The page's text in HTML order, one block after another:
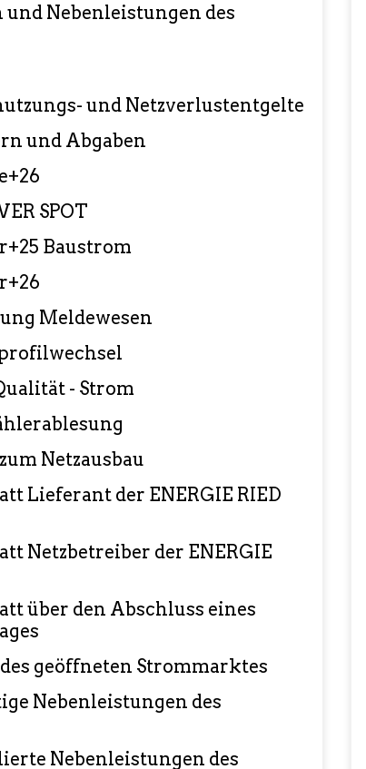
Nebenleistungen des
und Netzverlustentgelte
und Abgaben
SPOT
Baustrom
Meldewesen
- Strom
Netzausbau
Lieferant der ENERGIE RIED
Netzbetreiber der ENERGIE
über den Abschluss eines
geöffneten Strommarktes
Nebenleistungen des
Nebenleistungen des